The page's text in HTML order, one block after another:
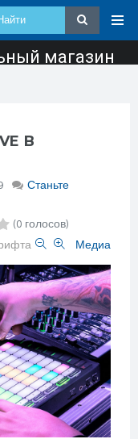
магазин
В
Станьте
(0 голосов)
Медиа